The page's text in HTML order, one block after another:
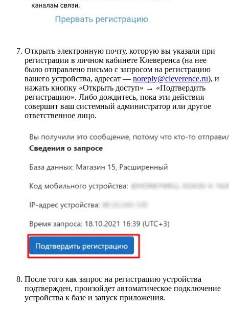
Открыть электронную почту, которую вы указали при
регистрации в личном кабинете Клеверенса (на нее
было отправлено письмо с запросом на регистрацию
вашего устройства, адресат — noreply@cleverence.ru), и
нажать кнопку «Открыть доступ» → «Подтвердить
регистрацию». Либо дождитесь, пока эти действия
совершит ваш системный администратор или другое
ответственное лицо.
После того как запрос на регистрацию устройства
подтвержден, произойдет автоматическое подключение
устройства к базе и запуск приложения.